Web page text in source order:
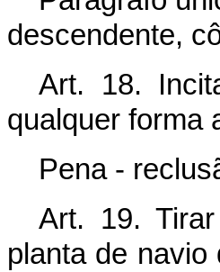
descendente,
Art. 18.
qualquer forma
Pena -
Art. 19.
planta de navio